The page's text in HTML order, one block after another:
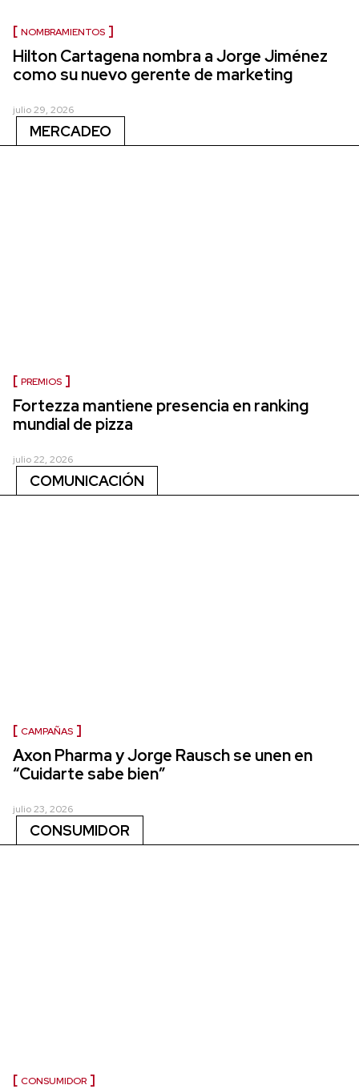
NOMBRAMIENTOS
Hilton Cartagena nombra a Jorge Jiménez
como su nuevo gerente de marketing
julio 29, 2026
MERCADEO
PREMIOS
Fortezza mantiene presencia en ranking
mundial de pizza
julio 22, 2026
COMUNICACIÓN
CAMPAÑAS
Axon Pharma y Jorge Rausch se unen en
“Cuidarte sabe bien”
julio 23, 2026
CONSUMIDOR
CONSUMIDOR